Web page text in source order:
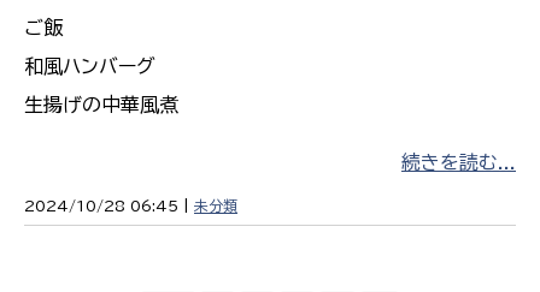
ご飯
和風ハンバーグ
生揚げの中華風煮
続きを読む...
2024/10/28 06:45 | 未分類